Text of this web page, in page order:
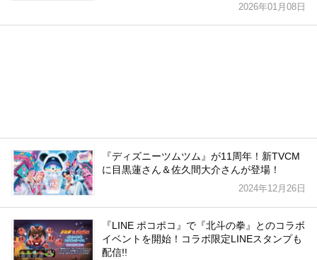
2026年01月08日
『ディズニーツムツム』が11周年！新TVCM
に目黒蓮さん＆佐久間大介さんが登場！
2024年12月26日
『LINE ポコポコ』で『北斗の拳』とのコラボ
イベントを開始！コラボ限定LINEスタンプも
配信!!